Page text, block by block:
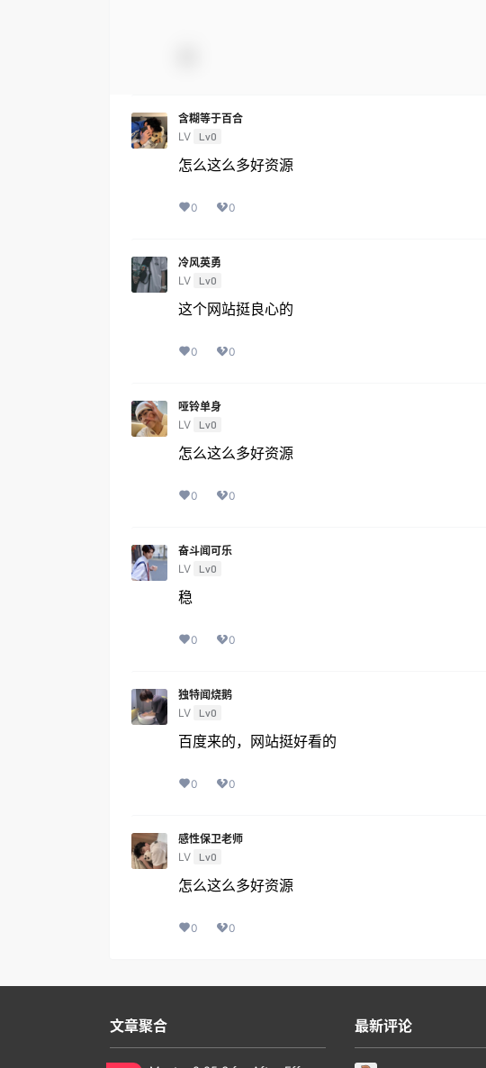
含糊等于百合
LV Lv0
怎么这么多好资源
0 0
冷风英勇
LV Lv0
这个网站挺良心的
0 0
哑铃单身
LV Lv0
怎么这么多好资源
0 0
奋斗闻可乐
LV Lv0
稳
0 0
独特闻烧鹅
LV Lv0
百度来的，网站挺好看的
0 0
感性保卫老师
LV Lv0
怎么这么多好资源
0 0
文章聚合 最新评论